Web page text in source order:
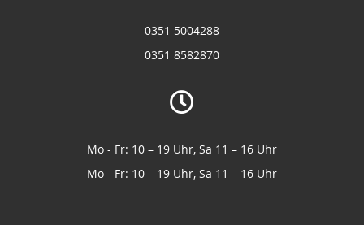
0351 5004288
0351 8582870
Mo - Fr: 10 – 19 Uhr, Sa 11 – 16 Uhr
Mo - Fr: 10 – 19 Uhr, Sa 11 – 16 Uhr